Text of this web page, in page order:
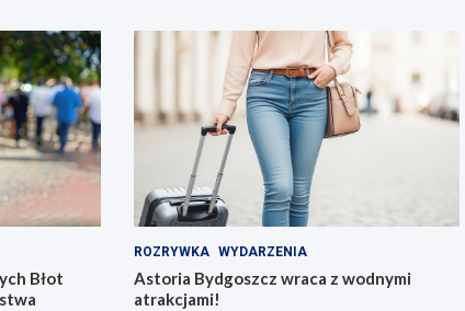
Błot
ROZRYWKA WYDARZENIA
Astoria Bydgoszcz wraca z wodnymi
atrakcjami!